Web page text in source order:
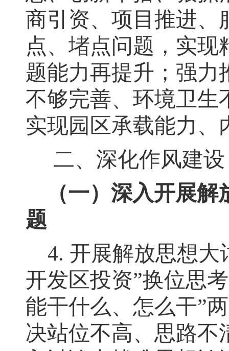
商引资、项目推进、
点、堵点问题，实
题能力再提升 ； 强力
不够完善、环境卫生
实现园区承载能力、
二、深化作风建设
（一）深入开展
题
4. 开展解放思想大
开发区投资”换位思考
能干什么、怎么干”
决站位不高、思路不